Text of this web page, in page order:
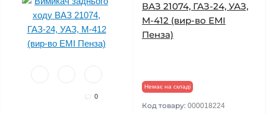
0
ВАЗ 21074, ГАЗ-24, УАЗ,
М-412 (вир-во ЕМІ
Пенза)
Немає на складі
Код товару: 000018224